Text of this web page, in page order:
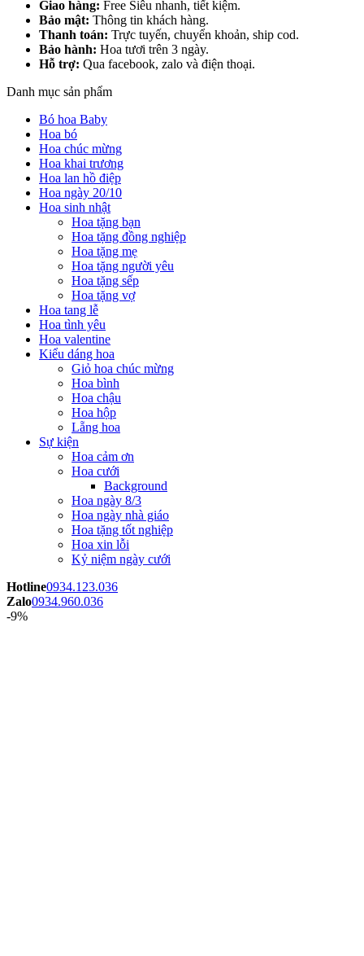
Giao hàng: Free Siêu nhanh, tiết kiệm.
Bảo mật: Thông tin khách hàng.
Thanh toán: Trực tuyến, chuyển khoản, ship cod.
Bảo hành: Hoa tươi trên 3 ngày.
Hỗ trợ: Qua facebook, zalo và điện thoại.
Danh mục sản phẩm
Bó hoa Baby
Hoa bó
Hoa chúc mừng
Hoa khai trương
Hoa lan hồ điệp
Hoa ngày 20/10
Hoa sinh nhật
Hoa tặng bạn
Hoa tặng đồng nghiệp
Hoa tặng mẹ
Hoa tặng người yêu
Hoa tặng sếp
Hoa tặng vợ
Hoa tang lễ
Hoa tình yêu
Hoa valentine
Kiểu dáng hoa
Giỏ hoa chúc mừng
Hoa bình
Hoa chậu
Hoa hộp
Lẵng hoa
Sự kiện
Hoa cảm ơn
Hoa cưới
Background
Hoa ngày 8/3
Hoa ngày nhà giáo
Hoa tặng tốt nghiệp
Hoa xin lỗi
Kỷ niệm ngày cưới
Hotline0934.123.036
Zalo0934.960.036
-9%